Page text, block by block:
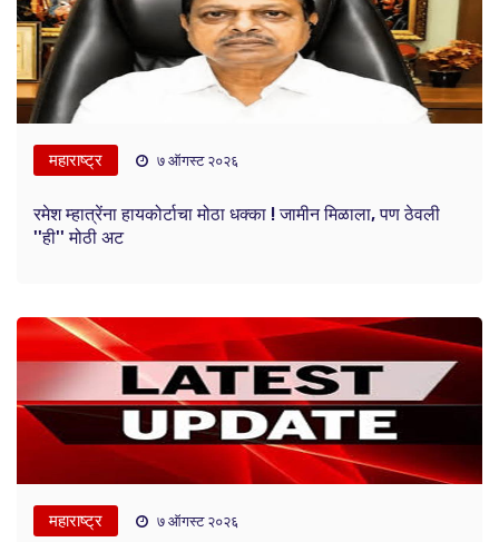
महाराष्ट्र ७ ऑगस्ट २०२६
रमेश म्हात्रेंना हायकोर्टाचा मोठा धक्का ! जामीन मिळाला, पण ठेवली
''ही'' मोठी अट
महाराष्ट्र ७ ऑगस्ट २०२६